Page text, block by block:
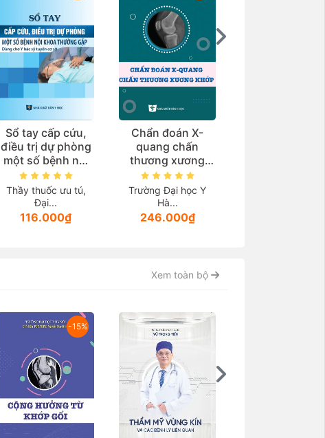
Sổ tay cấp cứu,
điều trị dự phòng
một số bệnh nội
khoa thường gặp
(Dùng cho y bác
sỹ tuyến cơ sở)
Thầy thuốc ưu tú,
Đại...
116.000₫
Chẩn đoán X-
quang chấn
thương xương
khớp
Trường Đại học Y
Hà...
246.000₫
Xem toàn bộ
-15%